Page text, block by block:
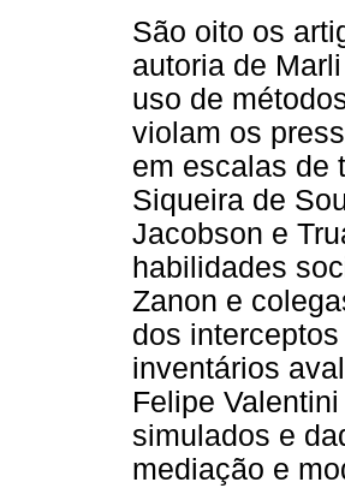
São oito os
autoria de
uso de
violam os
em escalas de
Siqueira de
Jacobson e
habilidades
Zanon e
dos
inventários
Felipe
simulados e
mediação e